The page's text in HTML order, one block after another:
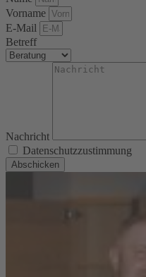
Vorname
E-Mail
Betreff
Nachricht
Datenschutzzustimmung
Abschicken